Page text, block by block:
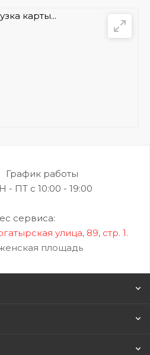
карты...
График работы
- ПТ с 10:00 - 19:00
сервиса:
улица, 89, стр. 1.
площадь